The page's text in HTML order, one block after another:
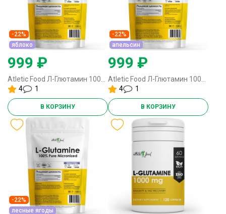
-22%
яблоко
999 ₽
4
1
В КОРЗИНУ
-22%
апельсин
999 ₽
4
1
В КОРЗИНУ
-22%
лесные ягоды